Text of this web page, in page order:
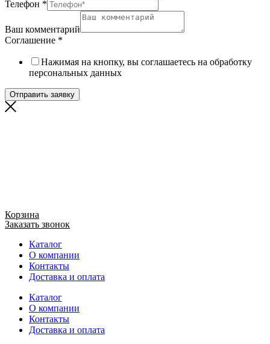
Телефон *
Ваш комментарий
Соглашение *
Нажимая на кнопку, вы соглашаетесь на обработку
персональных данных
Отправить заявку
Корзина
Заказать звонок
Каталог
О компании
Контакты
Доставка и оплата
Каталог
О компании
Контакты
Доставка и оплата